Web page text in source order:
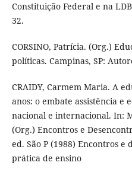
Constituição Federal e na
32.
CORSINO, Patrícia. (Org.)
políticas. Campinas, SP:
CRAIDY, Carmem Maria. A
anos: o embate assistência e
nacional e internacional. In:
(Org.) Encontros e
ed. São P (1988) Encontros
prática de ensino